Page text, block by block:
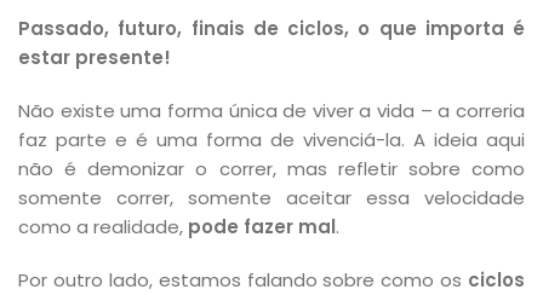
Passado, futuro, finais de ciclos, o que importa é
estar presente!
Não existe uma forma única de viver a vida – a correria
faz parte e é uma forma de vivenciá-la. A ideia aqui
não é demonizar o correr, mas refletir sobre como
somente correr, somente aceitar essa velocidade
como a realidade, pode fazer mal.
Por outro lado, estamos falando sobre como os ciclos